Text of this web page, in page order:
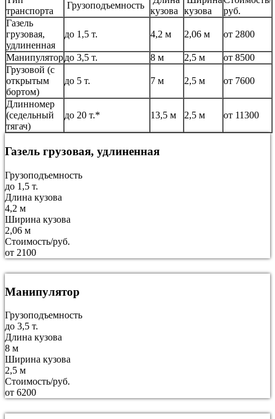
транспорта
Грузоподъемность
кузова
кузова
руб.
Газель
грузовая,
удлиненная
до 1,5 т. 4,2 м 2,06 м от 2800
Манипулятордо 3,5 т. 8 м 2,5 м
от 8500
Грузовой (с
открытым
бортом)
до 5 т. 7 м 2,5 м от 7600
Длинномер
(седельный
тягач)
до 20 т.* 13,5 м 2,5 м от 11300
Газель грузовая, удлиненная
Грузоподъемность
до 1,5 т.
Длина кузова
4,2 м
Ширина кузова
2,06 м
Стоимость/руб.
от 2100
Манипулятор
Грузоподъемность
до 3,5 т.
Длина кузова
8 м
Ширина кузова
2,5 м
Стоимость/руб.
от 6200